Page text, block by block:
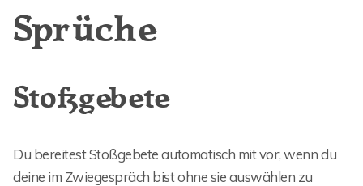
Sprüche
Stoßgebete
Du bereitest Stoßgebete automatisch mit vor, wenn du
deine im Zwiegespräch bist ohne sie auswählen zu